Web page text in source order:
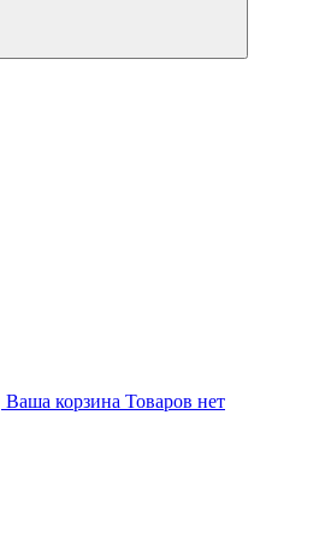
Ваша корзина Товаров нет